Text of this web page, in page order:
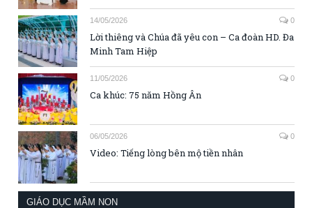
14/05/2026 0
Lời thiêng và Chúa đã yêu con – Ca đoàn HD. Đa
Minh Tam Hiệp
11/05/2026 0
Ca khúc: 75 năm Hồng Ân
06/05/2026 0
Video: Tiếng lòng bên mộ tiền nhân
GIÁO DỤC MẦM NON